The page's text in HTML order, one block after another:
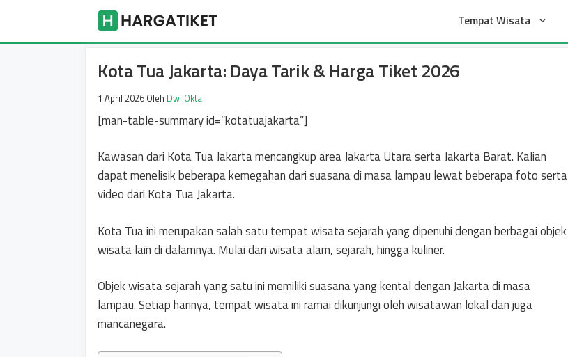
isi
Tempat Wisata
Kota Tua Jakarta: Daya Tarik & Harga Tiket 2026
1 April 2026 Oleh Dwi Okta
[man-table-summary id=”kotatuajakarta”]
Kawasan dari Kota Tua Jakarta mencangkup area Jakarta Utara serta Jakarta Barat. Kalian
dapat menelisik beberapa kemegahan dari suasana di masa lampau lewat beberapa foto serta
video dari Kota Tua Jakarta.
Kota Tua ini merupakan salah satu tempat wisata sejarah yang dipenuhi dengan berbagai objek
wisata lain di dalamnya. Mulai dari wisata alam, sejarah, hingga kuliner.
Objek wisata sejarah yang satu ini memiliki suasana yang kental dengan Jakarta di masa
lampau. Setiap harinya, tempat wisata ini ramai dikunjungi oleh wisatawan lokal dan juga
mancanegara.